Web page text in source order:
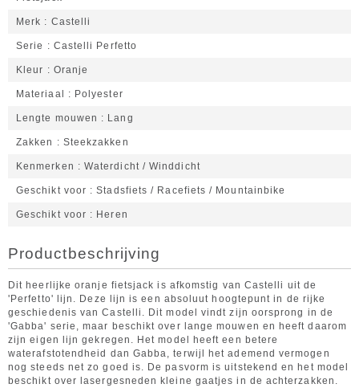
Merk Castelli
Serie Castelli Perfetto
Kleur Oranje
Materiaal Polyester
Lengte mouwen Lang
Zakken Steekzakken
Kenmerken Waterdicht / Winddicht
Geschikt voor Stadsfiets / Racefiets / Mountainbike
Geschikt voor Heren
Productbeschrijving
Dit heerlijke oranje fietsjack is afkomstig van Castelli uit de
'Perfetto' lijn. Deze lijn is een absoluut hoogtepunt in de rijke
geschiedenis van Castelli. Dit model vindt zijn oorsprong in de
'Gabba' serie, maar beschikt over lange mouwen en heeft daarom
zijn eigen lijn gekregen. Het model heeft een betere
waterafstotendheid dan Gabba, terwijl het ademend vermogen
nog steeds net zo goed is. De pasvorm is uitstekend en het model
beschikt over lasergesneden kleine gaatjes in de achterzakken.